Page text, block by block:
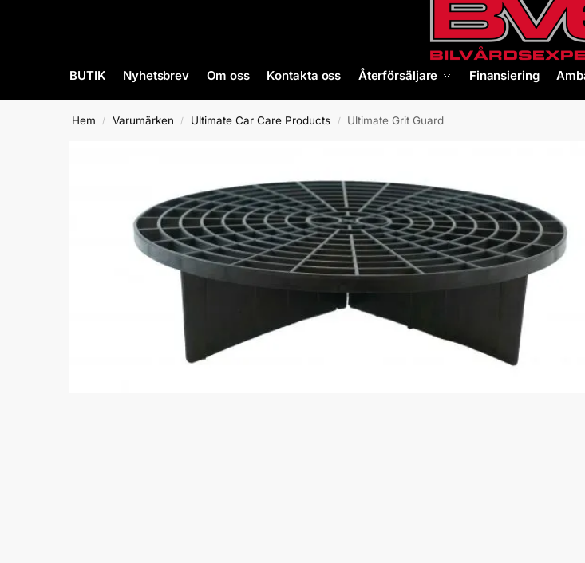
BUTIK Nyhetsbrev Om oss Kontakta oss Återförsäljare Finansiering
Hem / Varumärken / Ultimate Car Care Products / Ultimate Grit Guard